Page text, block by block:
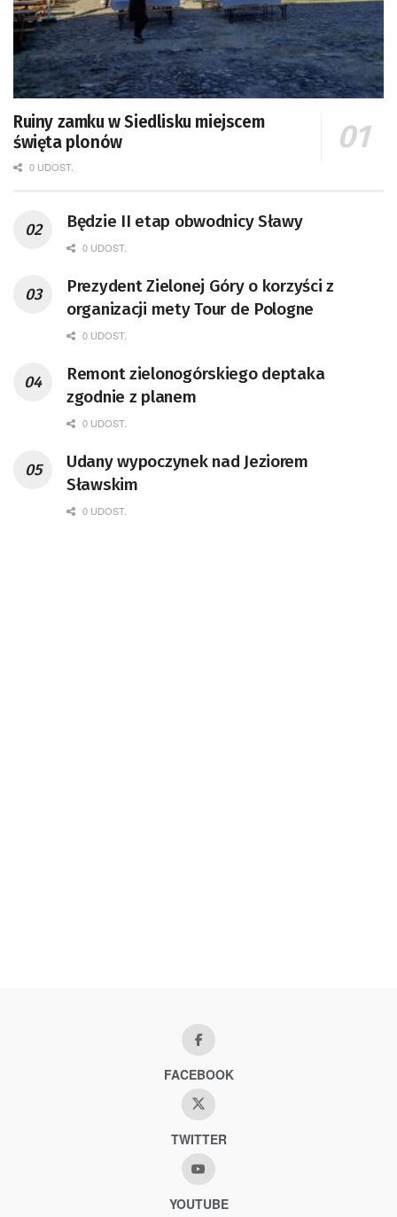
Ruiny zamku w Siedlisku miejscem
święta plonów
0 UDOST.
Będzie II etap obwodnicy Sławy
0 UDOST.
Prezydent Zielonej Góry o korzyści z
organizacji mety Tour de Pologne
0 UDOST.
Remont zielonogórskiego deptaka
zgodnie z planem
0 UDOST.
Udany wypoczynek nad Jeziorem
Sławskim
0 UDOST.
FACEBOOK
TWITTER
YOUTUBE